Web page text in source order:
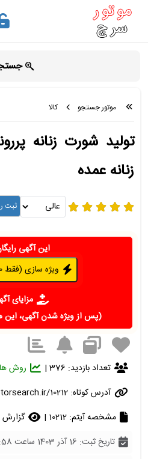
موتور جستجو کالا
تولید شورت زنانه
زنانه عمده
این آگهی
ویژه سازی (فقط 50 هزار تومان)
مزایای
(پس از ویژه شدن آگهی،
تعداد بازدید: 376 |
روش
آدرس کوتاه: 10212
مشخصه آیتم: 10212 |
گزارش
تاریخ ثبت: 16 آذر 1403 ساعت 10:30:58